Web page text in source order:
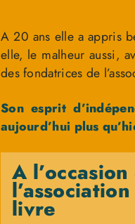
A 20 ans elle a appris
elle, le malheur aussi,
des fondatrices de
Son esprit
aujourd’hui plus
A
livre